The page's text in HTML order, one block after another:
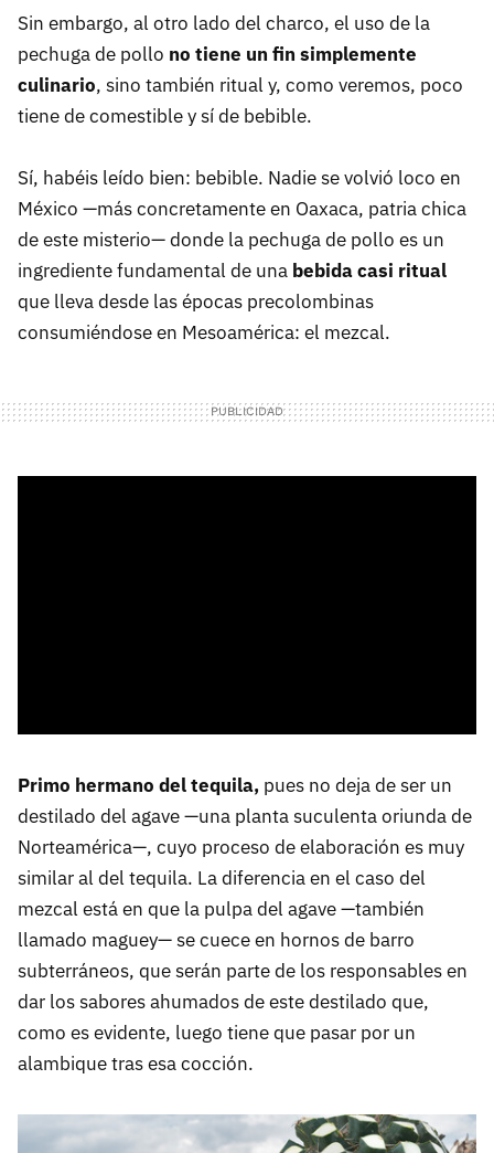
Sin embargo, al otro lado del charco, el uso de la
pechuga de pollo no tiene un fin simplemente
culinario, sino también ritual y, como veremos, poco
tiene de comestible y sí de bebible.
Sí, habéis leído bien: bebible. Nadie se volvió loco en
México —más concretamente en Oaxaca, patria chica
de este misterio— donde la pechuga de pollo es un
ingrediente fundamental de una bebida casi ritual
que lleva desde las épocas precolombinas
consumiéndose en Mesoamérica: el mezcal.
Primo hermano del tequila, pues no deja de ser un
destilado del agave —una planta suculenta oriunda de
Norteamérica—, cuyo proceso de elaboración es muy
similar al del tequila. La diferencia en el caso del
mezcal está en que la pulpa del agave —también
llamado maguey— se cuece en hornos de barro
subterráneos, que serán parte de los responsables en
dar los sabores ahumados de este destilado que,
como es evidente, luego tiene que pasar por un
alambique tras esa cocción.